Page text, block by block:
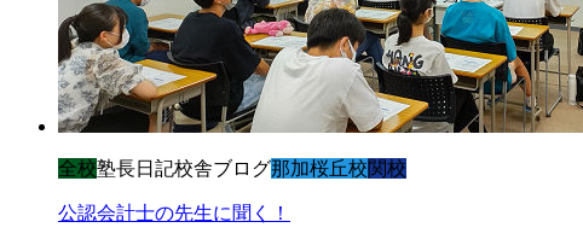
全校塾長日記校舎ブログ那加桜丘校関校
公認会計士の先生に聞く！